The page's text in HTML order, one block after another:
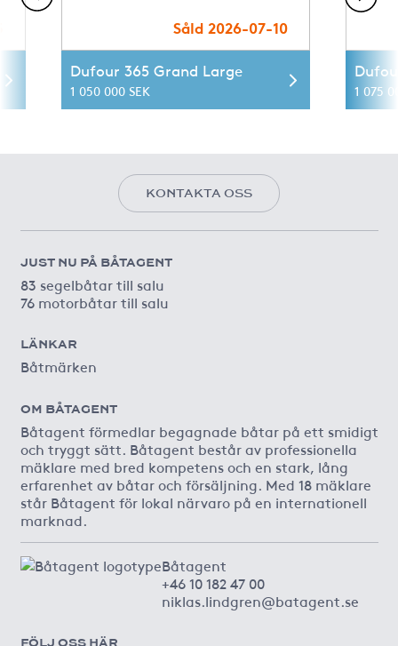
Såld 2026-07-10
Dufour 365 Grand Large
1 050 000 SEK 1 075
KONTAKTA OSS
JUST NU PÅ BÅTAGENT
83 segelbåtar till salu
76 motorbåtar till salu
LÄNKAR
Båtmärken
OM BÅTAGENT
Båtagent förmedlar begagnade båtar på ett smidigt
och tryggt sätt. Båtagent består av professionella
mäklare med bred kompetens och en stark, lång
erfarenhet av båtar och försäljning. Med 18 mäklare
står Båtagent för lokal närvaro på en internationell
marknad.
Båtagent
+46 10 182 47 00
niklas.lindgren@batagent.se
FÖLJ OSS HÄR